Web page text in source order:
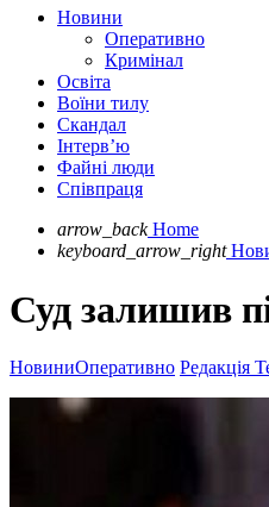
Новини
Оперативно
Кримінал
Освіта
Воїни тилу
Скандал
Інтерв’ю
Файні люди
Співпраця
arrow_back Home
keyboard_arrow_right
Суд залишив
НовиниОперативно Редакція